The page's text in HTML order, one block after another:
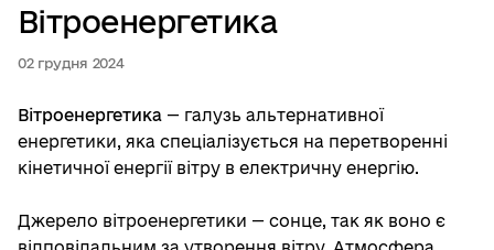
Вітроенергетика
02 грудня 2024
Вітроенергетика — галузь альтернативної
енергетики, яка спеціалізується на перетворенні
кінетичної енергії вітру в електричну енергію.
Джерело вітроенергетики — сонце, так як воно є